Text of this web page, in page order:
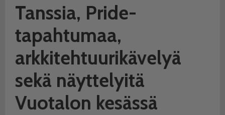
Tanssia, Pride-
tapahtumaa,
arkkitehtuurikävelyä
sekä näyttelyitä
Vuotalon kesässä